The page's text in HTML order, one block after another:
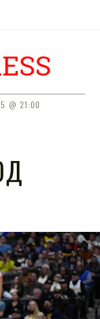
Сител
21:00